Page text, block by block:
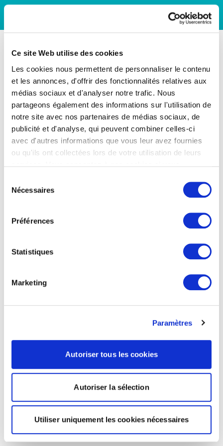
Ce site Web utilise des cookies
Les cookies nous permettent de personnaliser le contenu
et les annonces, d'offrir des fonctionnalités relatives aux
médias sociaux et d'analyser notre trafic. Nous
partageons également des informations sur l'utilisation de
notre site avec nos partenaires de médias sociaux, de
publicité et d'analyse, qui peuvent combiner celles-ci
avec d'autres informations que vous leur avez fournies
ou qu'ils ont collectées lors de votre utilisation de leurs
Nécessaires
Préférences
Statistiques
Marketing
Paramètres
Autoriser tous les cookies
Autoriser la sélection
Utiliser uniquement les cookies nécessaires